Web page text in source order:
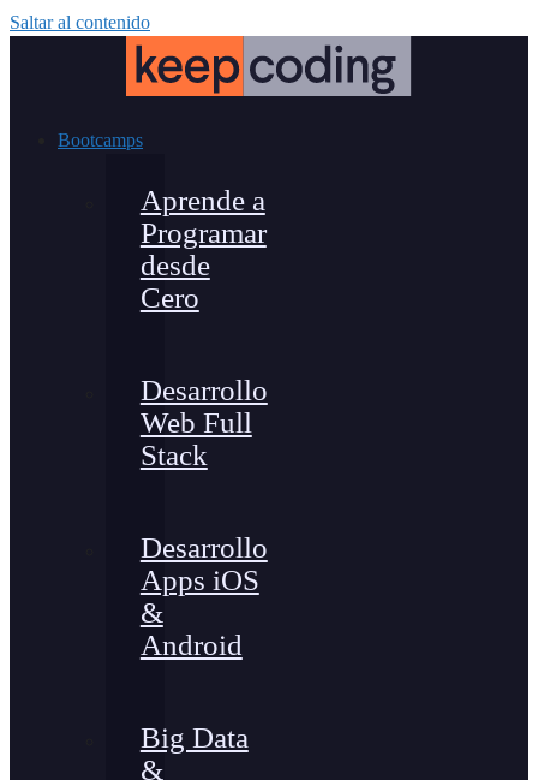
Saltar al contenido
Bootcamps
Aprende a
Programar
desde
Cero
Desarrollo
Web Full
Stack
Desarrollo
Apps iOS
&
Android
Big Data
&